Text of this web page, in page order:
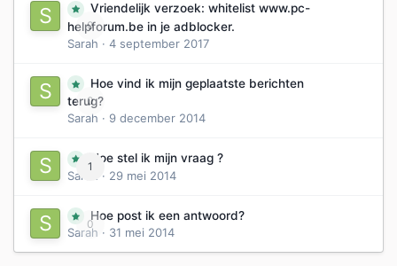
0
Vriendelijk verzoek: whitelist www.pc-
helpforum.be in je adblocker.
Sarah · 4 september 2017
0
Hoe vind ik mijn geplaatste berichten
terug?
Sarah · 9 december 2014
1
Hoe stel ik mijn vraag ?
Sarah
· 29 mei 2014
0
Hoe post ik een antwoord?
Sarah · 31 mei 2014